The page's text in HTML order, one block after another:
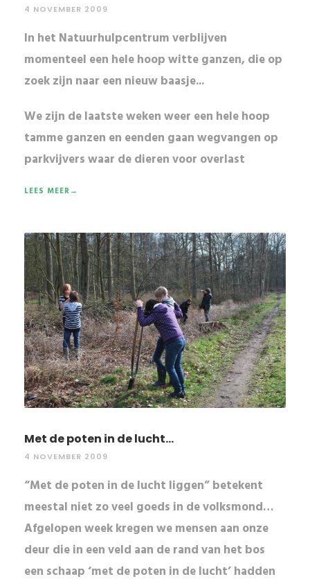
4 NOVEMBER 2009
In het Natuurhulpcentrum verblijven
momenteel een hele hoop witte ganzen, die op
zoek zijn naar een nieuw baasje...
We zijn de laatste weken weer een hele hoop
tamme ganzen en eenden gaan wegvangen op
parkvijvers waar de dieren voor overlast
LEES MEER→
Met de poten in de lucht...
4 NOVEMBER 2009
“Met de poten in de lucht liggen” betekent
meestal niet zo veel goeds in de volksmond…
Afgelopen week kregen we mensen aan onze
deur die in een veld aan de rand van het bos
een schaap ‘met de poten in de lucht’ hadden